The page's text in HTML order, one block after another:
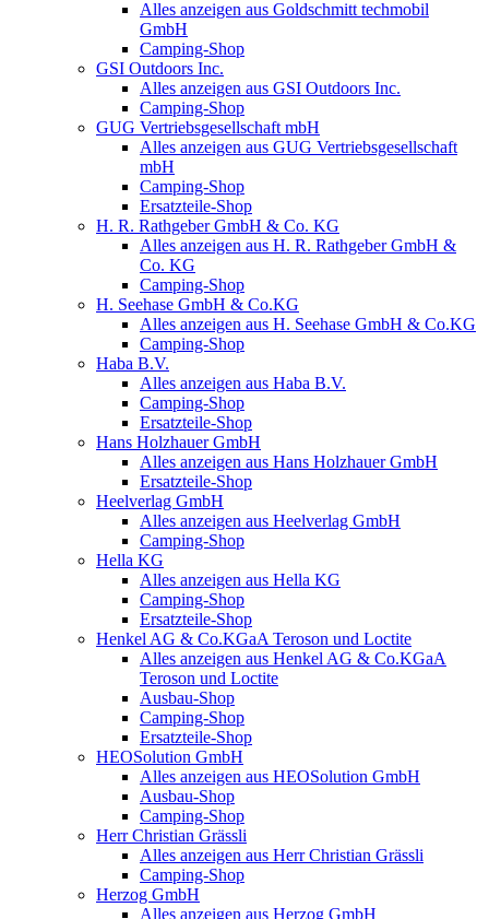
Alles anzeigen aus Goldschmitt techmobil
GmbH
Camping-Shop
GSI Outdoors Inc.
Alles anzeigen aus GSI Outdoors Inc.
Camping-Shop
GUG Vertriebsgesellschaft mbH
Alles anzeigen aus GUG Vertriebsgesellschaft
mbH
Camping-Shop
Ersatzteile-Shop
H. R. Rathgeber GmbH & Co. KG
Alles anzeigen aus H. R. Rathgeber GmbH &
Co. KG
Camping-Shop
H. Seehase GmbH & Co.KG
Alles anzeigen aus H. Seehase GmbH & Co.KG
Camping-Shop
Haba B.V.
Alles anzeigen aus Haba B.V.
Camping-Shop
Ersatzteile-Shop
Hans Holzhauer GmbH
Alles anzeigen aus Hans Holzhauer GmbH
Ersatzteile-Shop
Heelverlag GmbH
Alles anzeigen aus Heelverlag GmbH
Camping-Shop
Hella KG
Alles anzeigen aus Hella KG
Camping-Shop
Ersatzteile-Shop
Henkel AG & Co.KGaA Teroson und Loctite
Alles anzeigen aus Henkel AG & Co.KGaA
Teroson und Loctite
Ausbau-Shop
Camping-Shop
Ersatzteile-Shop
HEOSolution GmbH
Alles anzeigen aus HEOSolution GmbH
Ausbau-Shop
Camping-Shop
Herr Christian Grässli
Alles anzeigen aus Herr Christian Grässli
Camping-Shop
Herzog GmbH
Alles anzeigen aus Herzog GmbH